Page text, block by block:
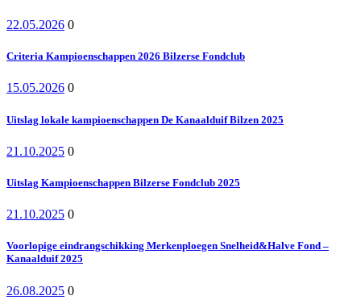
22.05.2026 0
Criteria Kampioenschappen 2026 Bilzerse Fondclub
15.05.2026 0
Uitslag lokale kampioenschappen De Kanaalduif Bilzen 2025
21.10.2025 0
Uitslag Kampioenschappen Bilzerse Fondclub 2025
21.10.2025 0
Voorlopige eindrangschikking Merkenploegen Snelheid&Halve Fond –
Kanaalduif 2025
26.08.2025 0